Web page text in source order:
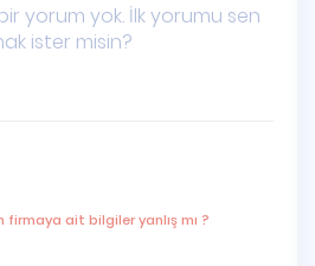
yorum yok. İlk yorumu sen
ister misin?
firmaya ait bilgiler yanlış mı ?